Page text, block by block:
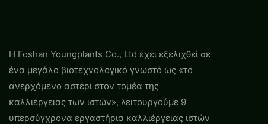
Η Foshan Youngplants Co., Ltd έχει εξελιχθεί σε
ένα μεγάλο βιοτεχνολογικό γνωστό ως «το
ανερχόμενο αστέρι στον τομέα της
καλλιέργειας των ιστών», λειτουργούμε 9
υπερσύγχρονα εργαστήρια καλλιέργειας ιστών